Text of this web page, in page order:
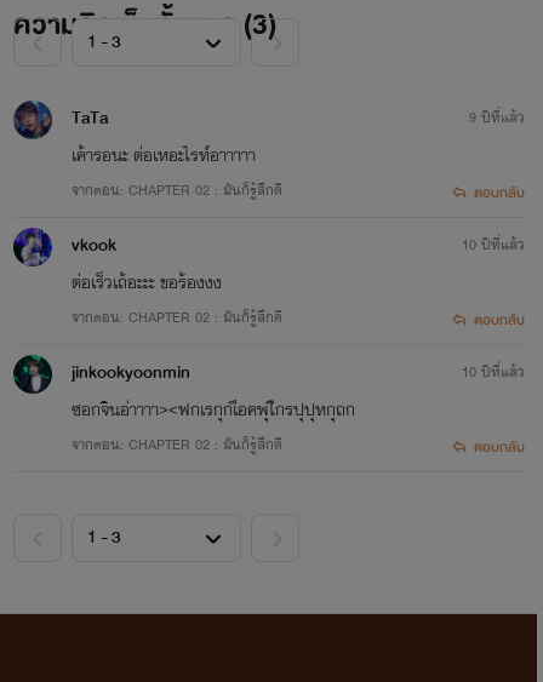
"ผมขอโทษ.."
ถ้าผมเป็นแบบนี้...คุณยังจะรักผมไหม?
ความคิดเห็นทั้งหมด (3)
TaTa
เค้ารอนะ ต่อเหอะไรท์อาาาาา
จากตอน: CHAPTER 02 : มันก็รู้สึกดี
9 ปีที่แล้ว
ตอบกลับ
vkook
ต่อเร็วเถ้อะะะ ขอร้องงง
จากตอน: CHAPTER 02 : มันก็รู้สึกดี
10 ปีที่แล้ว
ตอบกลับ
jinkookyoonmin
ซอกจินอ่าาาา><ฟกเรกุกเึอคพุไีกรปุปุหกุถก
จากตอน: CHAPTER 02 : มันก็รู้สึกดี
10 ปีที่แล้ว
ตอบกลับ